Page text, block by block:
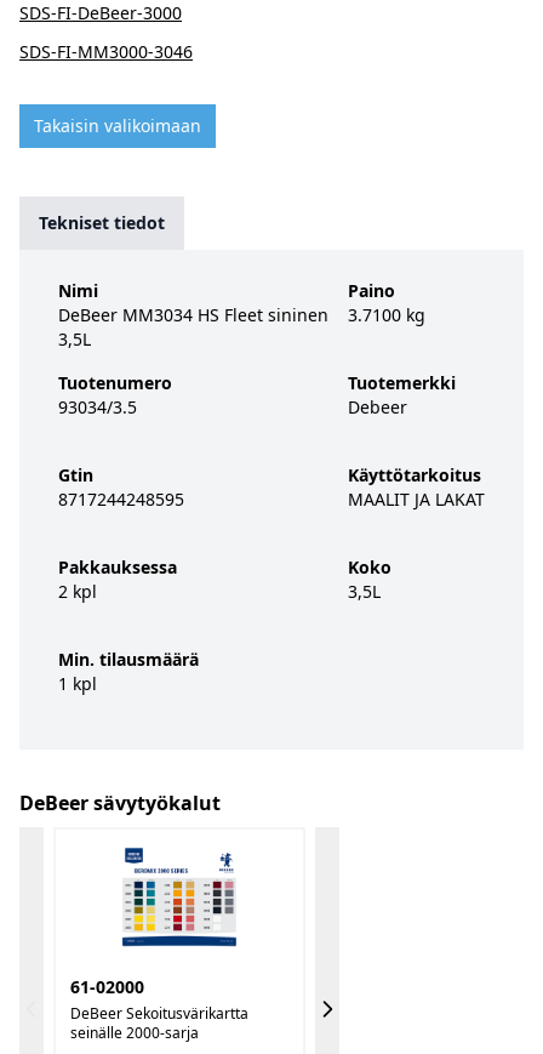
SDS-FI-DeBeer-3000
SDS-FI-MM3000-3046
Takaisin valikoimaan
Tekniset tiedot
Nimi
DeBeer MM3034 HS Fleet sininen
3,5L
Tuotenumero
93034/3.5
Gtin
8717244248595
Pakkauksessa
2 kpl
Min. tilausmäärä
1 kpl
Paino
3.7100 kg
Tuotemerkki
Debeer
Käyttötarkoitus
MAALIT JA LAKAT
Koko
3,5L
DeBeer sävytyökalut
61-02000
DeBeer Sekoitusvärikartta
seinälle 2000-sarja